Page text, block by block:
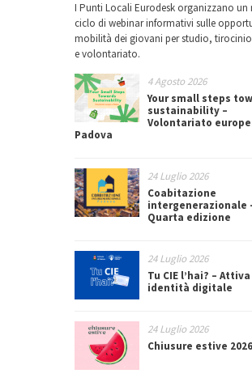
I Punti Locali Eurodesk organizzano un
ciclo di webinar informativi sulle
mobilità dei giovani per studio,
e volontariato.
4 Agosto 2026
Your small steps
sustainability –
Volontariato
Padova
24 Luglio 2026
Coabitazione
intergenerazionale
Quarta edizione
24 Luglio 2026
Tu CIE l’hai? –
identità digitale
24 Luglio 2026
Chiusure estive 2026